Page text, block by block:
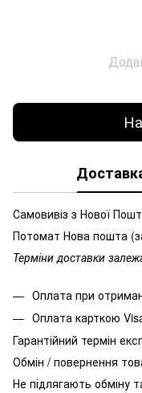
Самовивіз з Нової
Потомат Нова пошта
Терміни доставки
Оплата при
Оплата карткою
Гарантійний термін
Обмін / повернення
Не підлягають обміну